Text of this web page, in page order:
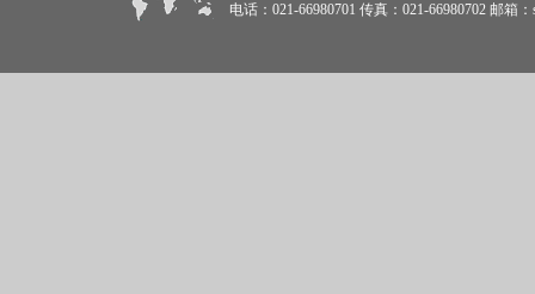
电话：021-66980701 传真：021-66980702 邮箱：